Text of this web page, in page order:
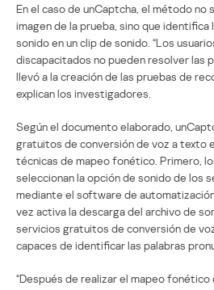
En el caso de unCaptcha, el método no
imagen de la prueba, sino que
sonido en un clip de sonido. “Los
discapacitados no pueden resolver las
llevó a la creación de las pruebas de
explican los investigadores.
Según el documento elaborado,
gratuitos de conversión de voz a texto
técnicas de mapeo fonético. Primero,
seleccionan la opción de sonido de los
mediante el software de
vez activa la descarga del archivo de
servicios gratuitos de conversión de
capaces de identificar las palabras
“Después de realizar el mapeo fonético